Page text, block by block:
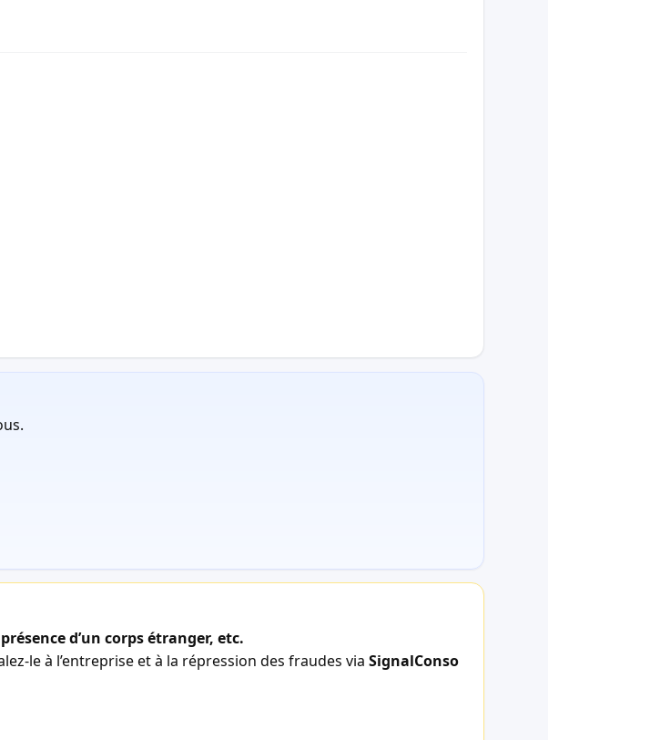
d’un corps étranger, etc.
le à l’entreprise et à la répression des fraudes via SignalConso